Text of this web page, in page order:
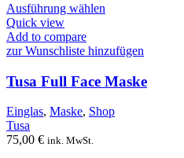
Ausführung wählen
mehrere
auf.
Die
Optionen
können
Quick view
Add to compare
zur Wunschliste hinzufügen
Tusa Full Face Maske
Einglas, Maske, Shop
Tusa
75,00 € ink. MwSt.